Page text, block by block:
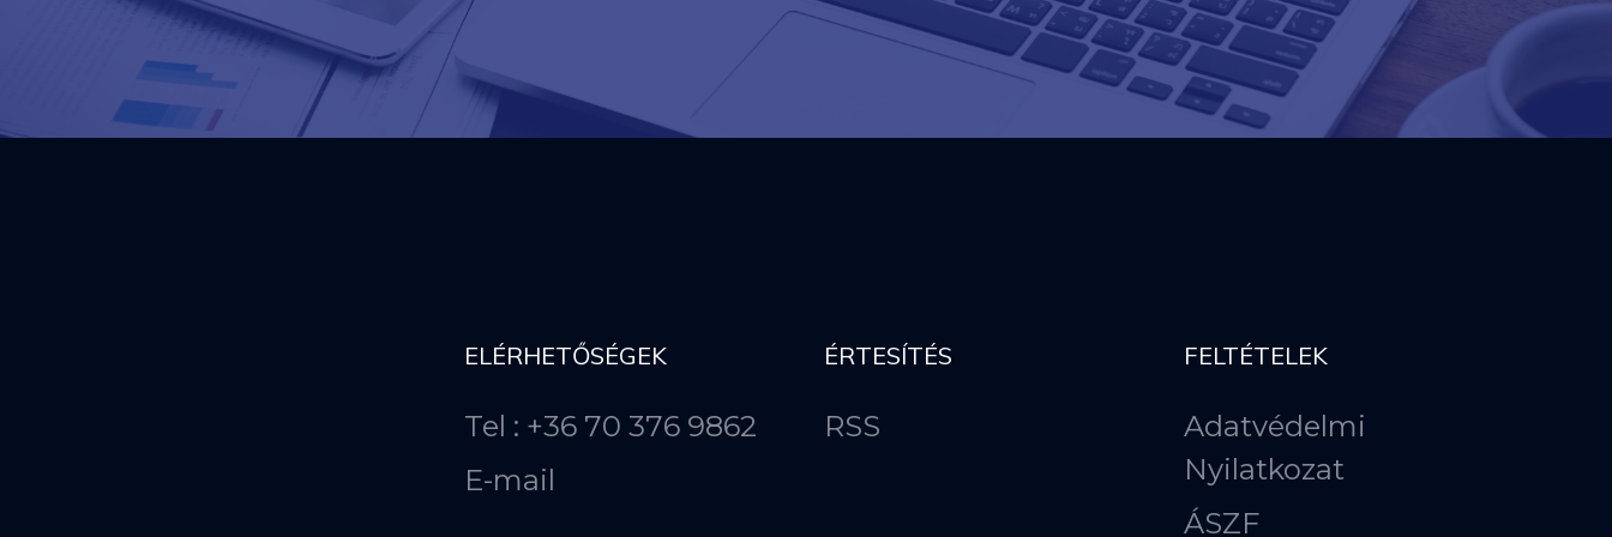
ELÉRHETŐSÉGEK
Tel : +36 70 376 9862
E-mail
ÉRTESÍTÉS
RSS
FELTÉTELEK
Adatvédelmi
Nyilatkozat
ÁSZF